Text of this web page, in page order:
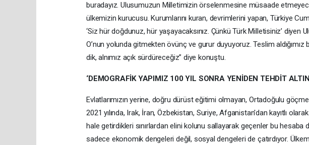
buradayız. Ulusumuzun Milletimizin örselenmesine müsaade
ülkemizin kurucusu. Kurumlarını kuran, devrimlerini yapan, Türkiye
‘Siz hür doğdunuz, hür yaşayacaksınız. Çünkü Türk Milletisiniz’
O’nun yolunda gitmekten övünç ve gurur duyuyoruz. Teslim
dik, alnımız açık sürdüreceğiz” diye konuştu.
‘DEMOGRAFİK YAPIMIZ 100 YIL SONRA YENİDEN TEHDİT
Evlatlarımızın yerine, doğru dürüst eğitimi olmayan, Ortadoğulu
2021 yılında, Irak, İran, Özbekistan, Suriye, Afganistan'dan kayıtlı
hale getirdikleri sınırlardan elini kolunu sallayarak geçenler bu hesaba
sadece ekonomik dengeleri değil, sosyal dengeleri de çatırdıyor.